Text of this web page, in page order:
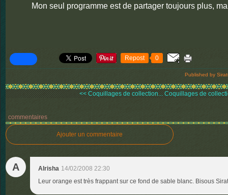
Mon seul programme est de partager toujours plus,
Repost 0
Published by
<< Coquillages de collection... Coquillages de
commentaires
Ajouter un commentaire
A Alrisha 14/02/2008 22:30
Leur orange est très frappant sur ce fond de sable blanc. Bisous